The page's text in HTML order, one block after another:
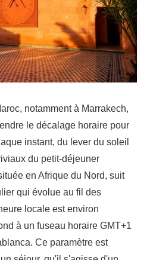
notamment à Marrakech,
le décalage horaire pour
instant, du lever du soleil
du petit-déjeuner
en Afrique du Nord, suit
qui évolue au fil des
locale est environ
à un fuseau horaire GMT+1
Ce paramètre est